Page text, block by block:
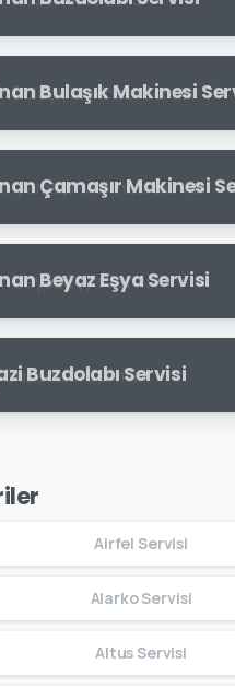
Bulaşık Makinesi
Çamaşır Makinesi
Beyaz Eşya Servisi
Buzdolabı Servisi
Airfel Servisi
Alarko Servisi
Altus Servisi